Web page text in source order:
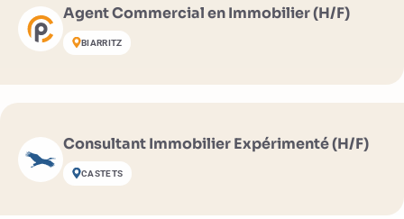
Agent Commercial en Immobilier (H/F)
BIARRITZ
Consultant Immobilier Expérimenté (H/F)
CASTETS